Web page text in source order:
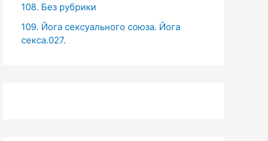
108. Без рубрики
109. Йога сексуального союза. Йога
секса.027.